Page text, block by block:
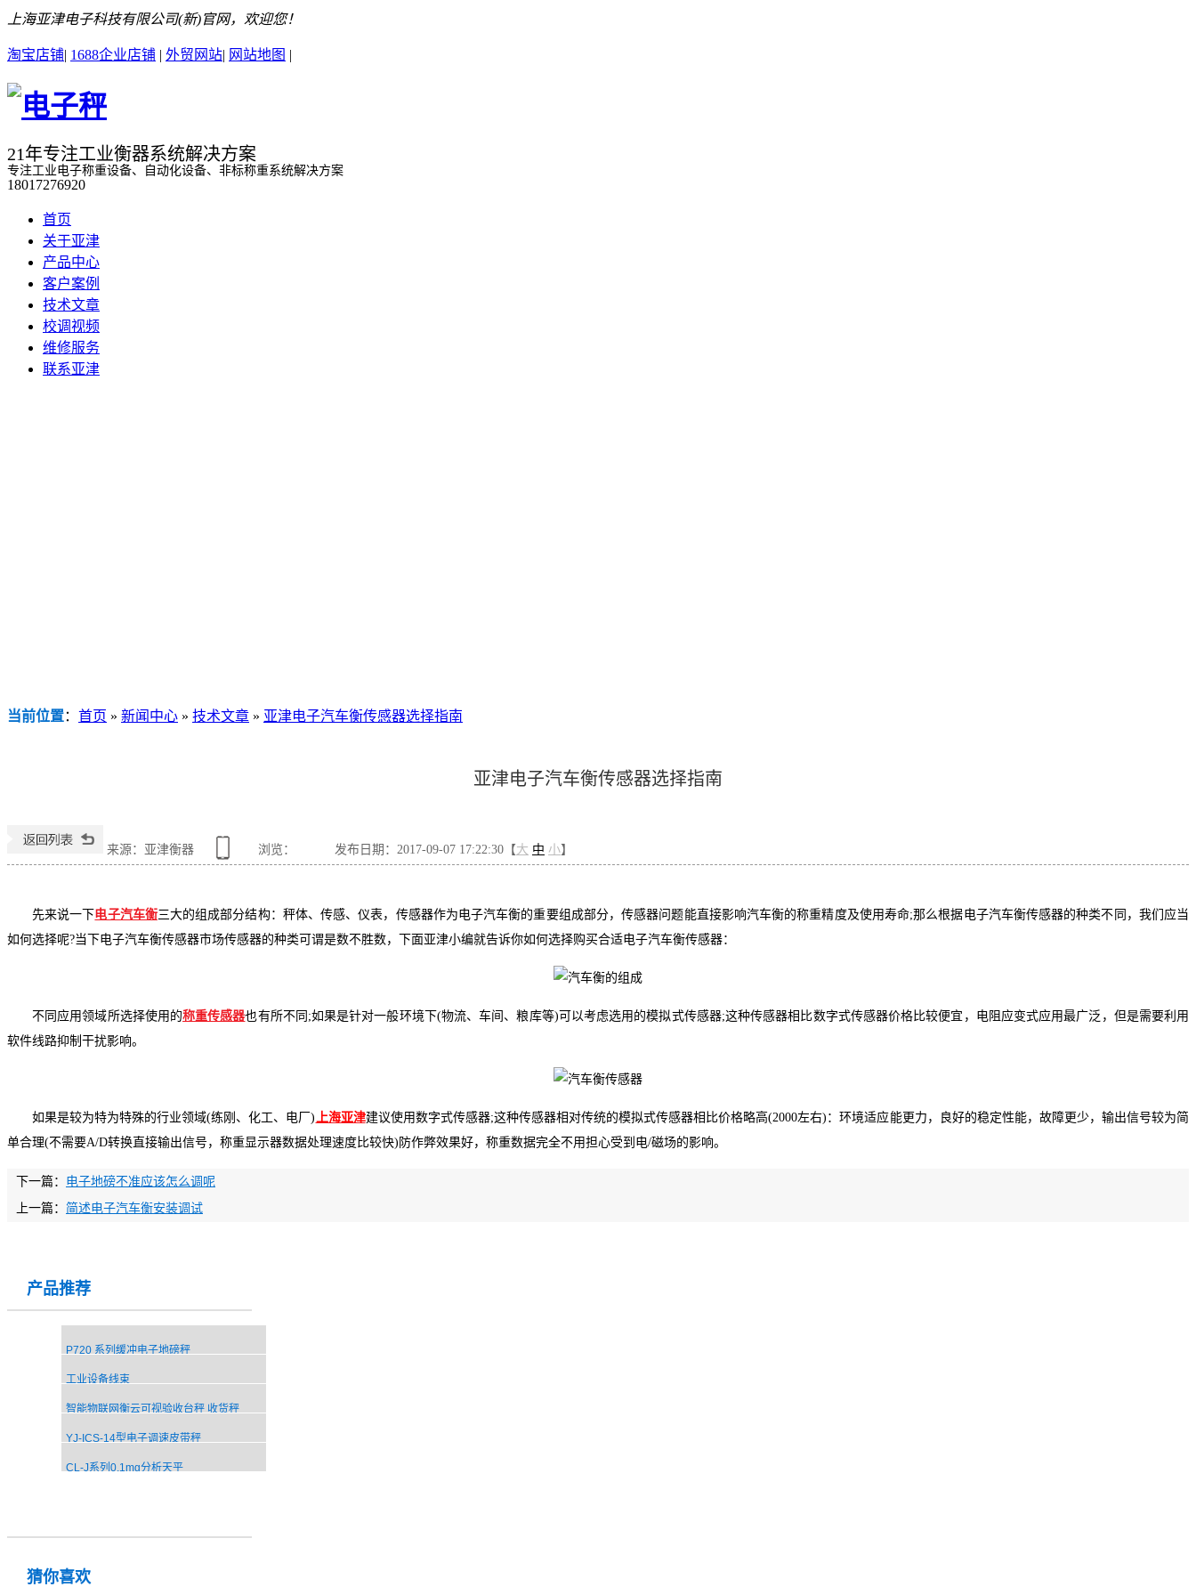
上海亚津电子科技有限公司(新)官网，欢迎您！
淘宝店铺| 1688企业店铺 | 外贸网站| 网站地图 |
21年专注工业衡器系统解决方案
专注工业电子称重设备、自动化设备、非标称重系统解决方案
18017276920
首页
关于亚津
产品中心
客户案例
技术文章
校调视频
维修服务
联系亚津
当前位置： 首页 » 新闻中心 » 技术文章 » 亚津电子汽车衡传感器选择指南
亚津电子汽车衡传感器选择指南
来源：亚津衡器 浏览： 发布日期：2017-09-07 17:22:30【大 中 小】
先来说一下电子汽车衡三大的组成部分结构：秤体、传感、仪表，传感器作为电子汽车衡的重要组成部分，传感器问题能直接影响汽车衡的称重精度及使用寿命;那么根据电子汽车衡传感器的种类不同，我们应当
如何选择呢?当下电子汽车衡传感器市场传感器的种类可谓是数不胜数，下面亚津小编就告诉你如何选择购买合适电子汽车衡传感器：
不同应用领域所选择使用的称重传感器也有所不同;如果是针对一般环境下(物流、车间、粮库等)可以考虑选用的模拟式传感器;这种传感器相比数字式传感器价格比较便宜，电阻应变式应用最广泛，但是需要利用
软件线路抑制干扰影响。
如果是较为特为特殊的行业领域(练刚、化工、电厂)上海亚津建议使用数字式传感器;这种传感器相对传统的模拟式传感器相比价格略高(2000左右)：环境适应能更力，良好的稳定性能，故障更少，输出信号较为简
单合理(不需要A/D转换直接输出信号，称重显示器数据处理速度比较快)防作弊效果好，称重数据完全不用担心受到电/磁场的影响。
下一篇： 电子地磅不准应该怎么调呢
上一篇： 简述电子汽车衡安装调试
产品推荐
P720 系列缓冲电子地磅秤
工业设备线束
智能物联网衡云可视验收台秤 收货秤
YJ-ICS-14型电子调速皮带秤
CL-J系列0.1mg分析天平
猜你喜欢